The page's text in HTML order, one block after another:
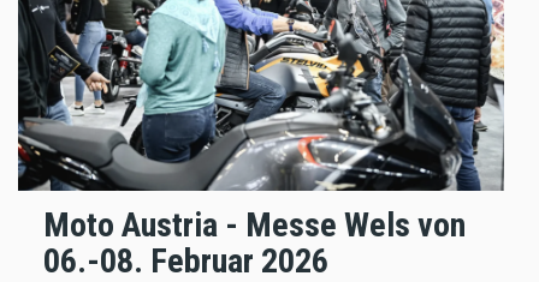
Moto Austria - Messe Wels von
06.-08. Februar 2026